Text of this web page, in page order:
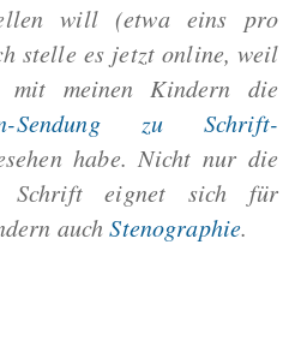
will (etwa eins pro
stelle es jetzt online, weil
mit meinen Kindern die
Sendung zu Schrift-
habe. Nicht nur die
Schrift eignet sich für
auchStenographie.